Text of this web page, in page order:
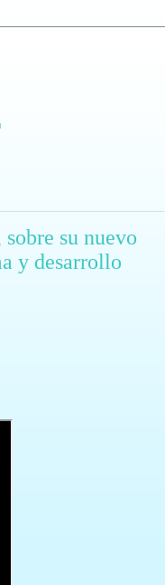
su nuevo
y desarrollo